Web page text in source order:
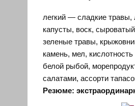
легкий — сладкие травы,
капусты, воск,
зеленые травы,
камень, мел,
белой рыбой,
салатами, ассорти
Резюме: